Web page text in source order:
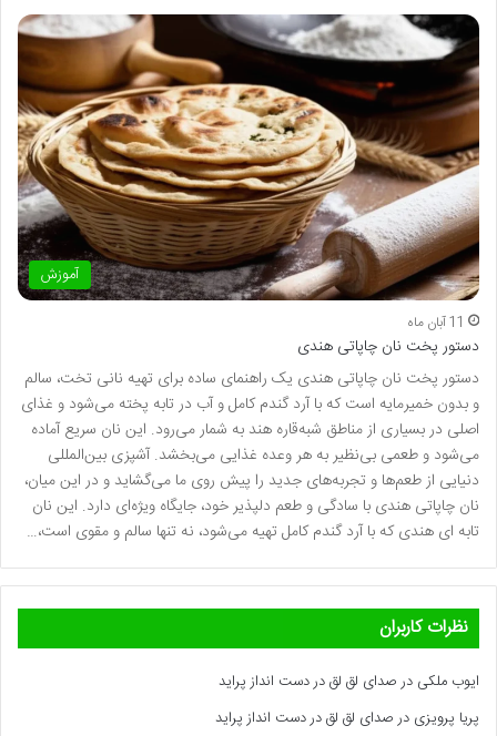
آموزش
11 آبان ماه
دستور پخت نان چاپاتی هندی
دستور پخت نان چاپاتی هندی یک راهنمای ساده برای تهیه نانی تخت، سالم
و بدون خمیرمایه است که با آرد گندم کامل و آب در تابه پخته می‌شود و غذای
اصلی در بسیاری از مناطق شبه‌قاره هند به شمار می‌رود. این نان سریع آماده
می‌شود و طعمی بی‌نظیر به هر وعده غذایی می‌بخشد. آشپزی بین‌المللی
دنیایی از طعم‌ها و تجربه‌های جدید را پیش روی ما می‌گشاید و در این میان،
نان چاپاتی هندی با سادگی و طعم دلپذیر خود، جایگاه ویژه‌ای دارد. این نان
تابه ای هندی که با آرد گندم کامل تهیه می‌شود، نه تنها سالم و مقوی است،…
نظرات کاربران
ایوب ملکی درصدای لق لق در دست انداز پراید
پریا پرویزی درصدای لق لق در دست انداز پراید